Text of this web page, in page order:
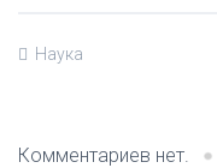
Наука
Комментариев нет.